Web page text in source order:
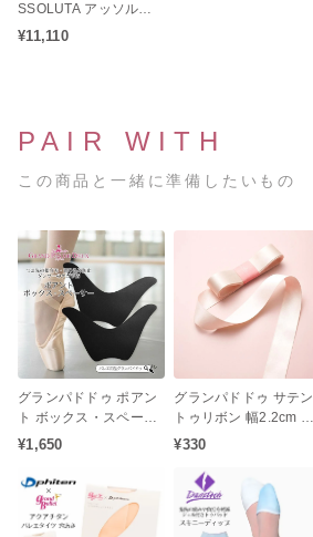
SSOLUTA アッソルー
タ トゥシューズ バレエ
¥11,110
PAIR WITH
この商品と一緒に準備したいもの
グランパドドゥ ポアン
ト ボックス・スペーサ
ー（つま先の指立ち・
滑り込み防止 ダンサー
のケガ予防）
¥1,650
グランパドドゥ サテン
トゥリボン 幅2.2cm 長
さ250cm（1足分）
¥330